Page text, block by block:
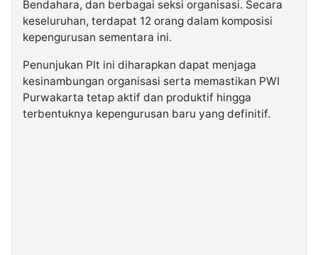
Bendahara, dan berbagai seksi organisasi. Secara
keseluruhan, terdapat 12 orang dalam komposisi
kepengurusan sementara ini.
Penunjukan Plt ini diharapkan dapat menjaga
kesinambungan organisasi serta memastikan PWI
Purwakarta tetap aktif dan produktif hingga
terbentuknya kepengurusan baru yang definitif.